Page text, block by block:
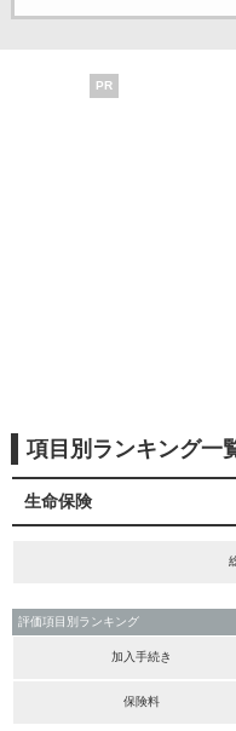
PR
項目別ランキング一
生命保険
評価項目別ランキング
加入手続き
保険料